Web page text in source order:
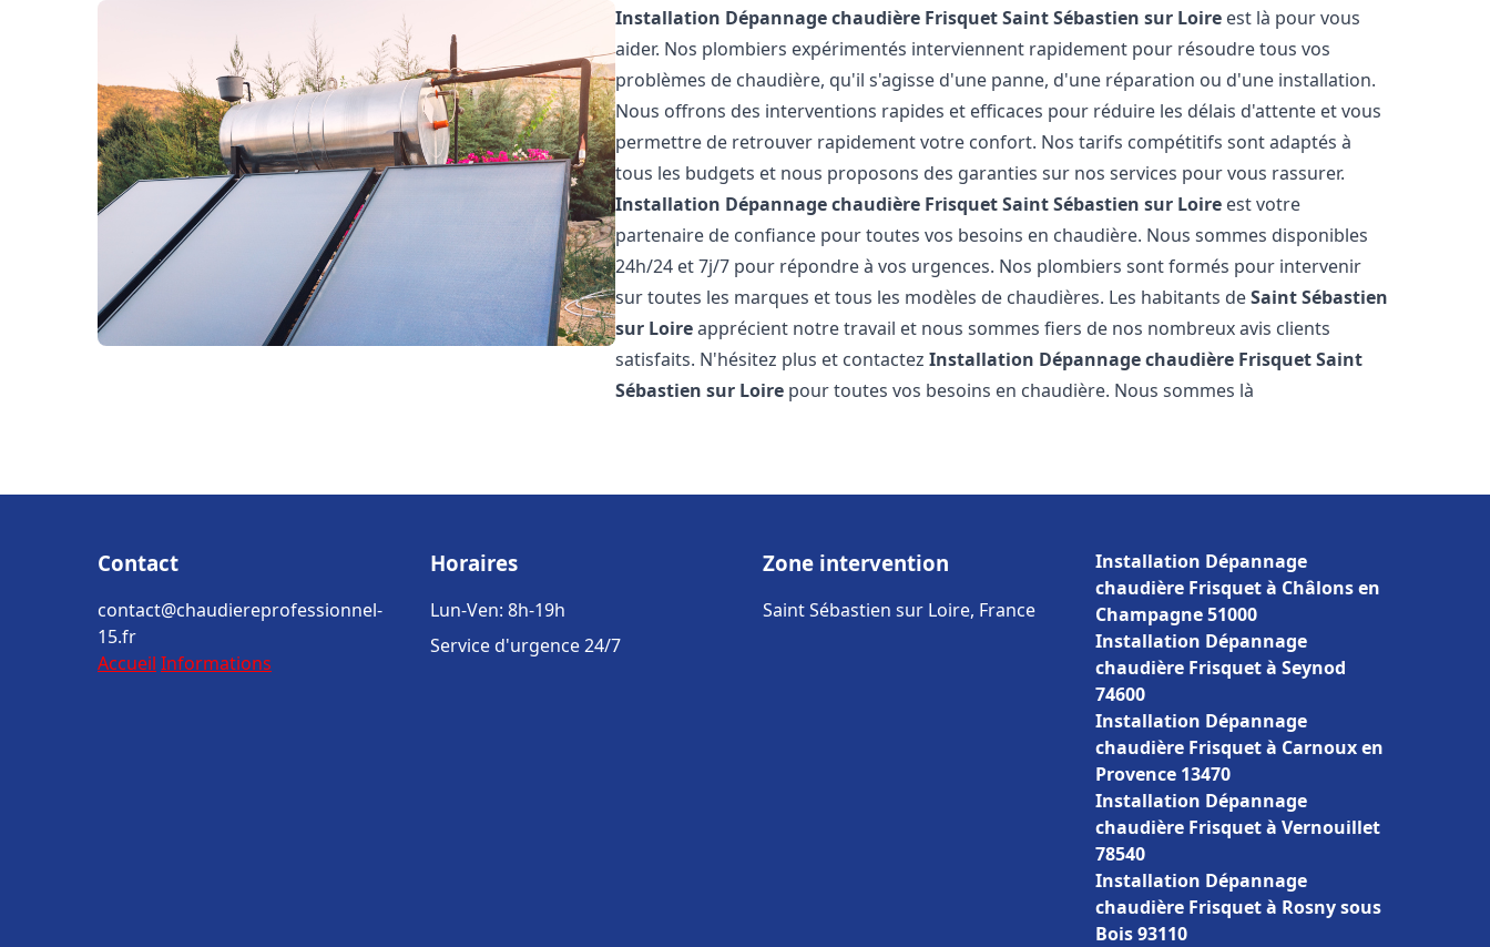
Installation Dépannage chaudière FrisquetSaint Sébastien sur Loire est là pour vous
aider. Nos plombiers expérimentés interviennent rapidement pour résoudre tous vos
problèmes de chaudière, qu'il s'agisse d'une panne, d'une réparation ou d'une installation.
Nous offrons des interventions rapides et efficaces pour réduire les délais d'attente et vous
permettre de retrouver rapidement votre confort. Nos tarifs compétitifs sont adaptés à
tous les budgets et nous proposons des garanties sur nos services pour vous rassurer.
Installation Dépannage chaudière FrisquetSaint Sébastien sur Loire est votre
partenaire de confiance pour toutes vos besoins en chaudière. Nous sommes disponibles
24h/24 et 7j/7 pour répondre à vos urgences. Nos plombiers sont formés pour intervenir
sur toutes les marques et tous les modèles de chaudières. Les habitants deSaint Sébastien
sur Loireapprécient notre travail et nous sommes fiers de nos nombreux avis clients
satisfaits. N'hésitez plus et contactezInstallation Dépannage chaudière FrisquetSaint
Sébastien sur Loire pour toutes vos besoins en chaudière. Nous sommes là
Contact
contact@chaudiereprofessionnel-
15.fr
Accueil Informations
Horaires
Lun-Ven: 8h-19h
Service d'urgence 24/7
Zone intervention
Saint Sébastien sur Loire, France
Installation Dépannage
chaudière Frisquet à Châlons en
Champagne 51000
Installation Dépannage
chaudière Frisquet à Seynod
74600
Installation Dépannage
chaudière Frisquet à Carnoux en
Provence 13470
Installation Dépannage
chaudière Frisquet à Vernouillet
78540
Installation Dépannage
chaudière Frisquet à Rosny sous
Bois 93110